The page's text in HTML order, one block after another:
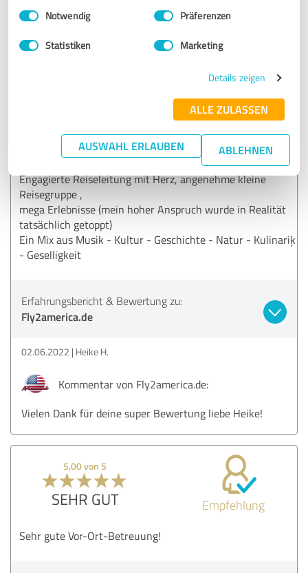
Impressum Datenschutzbestimmungen
Einwilligungsauswahl
Notwendig Präferenzen
Statistiken Marketing
Details zeigen
ALLE ZULASSEN
AUSWAHL ERLAUBEN ABLEHNEN
Vielen Dank für deine Bewertung lieber Ingo!
Empfehlung
Amazing traveling! Einzigartige Blues-reise, die
verschiedene Sichten /Seiten Amerikas mir vermittelt hat.
Engagierte Reiseleitung mit Herz, angenehme kleine
Reisegruppe ,
mega Erlebnisse (mein hoher Anspruch wurde in Realität
tatsächlich getoppt)
Ein Mix aus Musik - Kultur - Geschichte - Natur - Kulinariķ
- Geselligkeit
Erfahrungsbericht & Bewertung zu:
Fly2america.de
02.06.2022 Heike H.
Kommentar von Fly2america.de:
Vielen Dank für deine super Bewertung liebe Heike!
5,00 von 5
SEHR GUT Empfehlung
Sehr gute Vor-Ort-Betreuung!